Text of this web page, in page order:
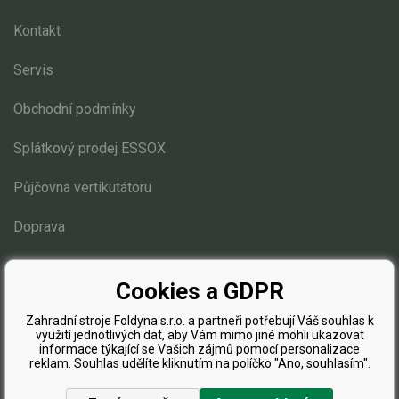
Kultivátory
Nůžky na živý plot
Vysavače a foukače
Elektrocentrály
Štěpkovače a drtiče
Elektrické skútry
Elektrické tříkolky
Elektrické tříkolky pro seniory
Elektrické tříkolky pracovní
Kontakt
Servis
Obchodní podmínky
Splátkový prodej ESSOX
Půjčovna vertikutátoru
Doprava
Cookies a GDPR
Zahradní stroje Foldyna s.r.o. a partneři potřebují Váš souhlas k
využití jednotlivých dat, aby Vám mimo jiné mohli ukazovat
informace týkající se Vašich zájmů pomocí personalizace
reklam. Souhlas udělíte kliknutím na políčko "Ano, souhlasím".